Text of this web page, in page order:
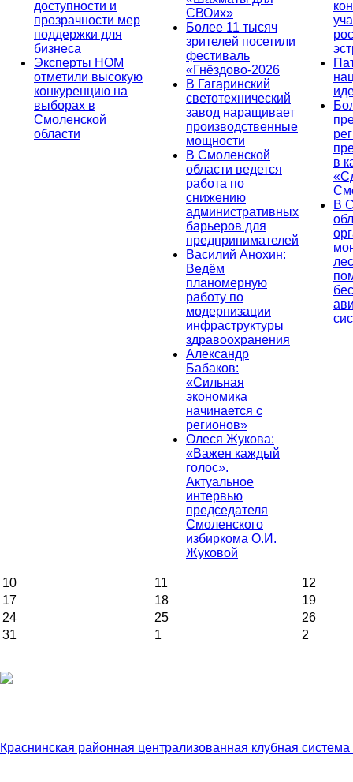
доступности и
прозрачности мер
поддержки для
бизнеса
Эксперты НОМ
отметили высокую
конкуренцию на
выборах в
Смоленской
области
СВОих»
Более 11 тысяч
зрителей посетили
фестиваль
«Гнёздово-2026
В Гагаринский
светотехнический
завод наращивает
производственные
мощности
В Смоленской
области ведется
работа по
снижению
административных
барьеров для
предпринимателей
Василий Анохин:
Ведём
планомерную
работу по
модернизации
инфраструктуры
здравоохранения
Александр
Бабаков:
«Сильная
экономика
начинается с
регионов»
Олеся Жукова:
«Важен каждый
голос».
Актуальное
интервью
председателя
Смоленского
избиркома О.И.
Жуковой
в
В
10 11
12
17
18
19
24
25
26
31
1 2
Краснинская районная централизованная клубная